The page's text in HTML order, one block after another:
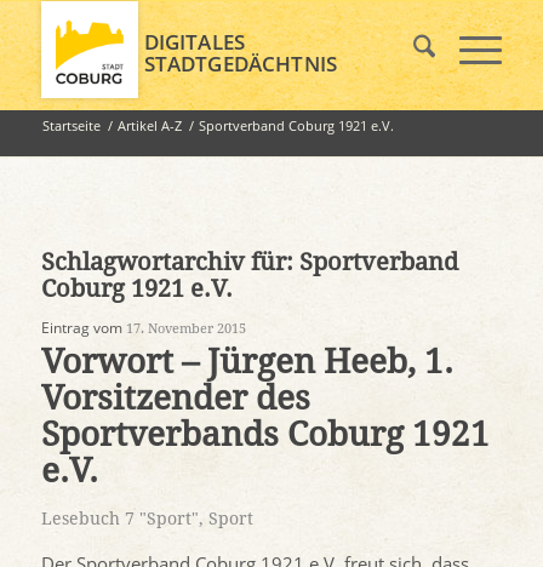
DIGITALES
STADTGEDÄCHTNIS
Startseite / Artikel A-Z / Sportverband Coburg 1921 e.V.
Schlagwortarchiv für: Sportverband
Coburg 1921 e.V.
Eintrag vom 17. November 2015
Vorwort – Jürgen Heeb, 1.
Vorsitzender des
Sportverbands Coburg 1921
e.V.
Lesebuch 7 "Sport", Sport